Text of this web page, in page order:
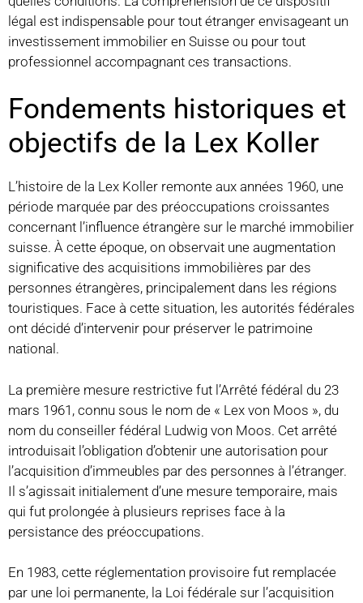
légal est indispensable pour tout étranger envisageant un
investissement immobilier en Suisse ou pour tout
professionnel accompagnant ces transactions.
Fondements historiques et
objectifs de la Lex Koller
L’histoire de la Lex Koller remonte aux années 1960, une
période marquée par des préoccupations croissantes
concernant l’influence étrangère sur le marché immobilier
suisse. À cette époque, on observait une augmentation
significative des acquisitions immobilières par des
personnes étrangères, principalement dans les régions
touristiques. Face à cette situation, les autorités fédérales
ont décidé d’intervenir pour préserver le patrimoine
national.
La première mesure restrictive fut l’Arrêté fédéral du 23
mars 1961, connu sous le nom de « Lex von Moos », du
nom du conseiller fédéral Ludwig von Moos. Cet arrêté
introduisait l’obligation d’obtenir une autorisation pour
l’acquisition d’immeubles par des personnes à l’étranger.
Il s’agissait initialement d’une mesure temporaire, mais
qui fut prolongée à plusieurs reprises face à la
persistance des préoccupations.
En 1983, cette réglementation provisoire fut remplacée
par une loi permanente, la Loi fédérale sur l’acquisition